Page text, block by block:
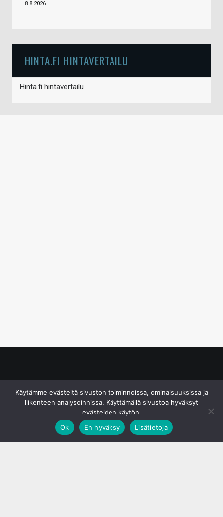
8.8.2026
HINTA.FI HINTAVERTAILU
Hinta.fi hintavertailu
Käytämme evästeitä sivuston toiminnoissa, ominaisuuksissa ja
liikenteen analysoinnissa. Käyttämällä sivustoa hyväksyt
evästeiden käytön.
Ok
En hyväksy Lisätietoja